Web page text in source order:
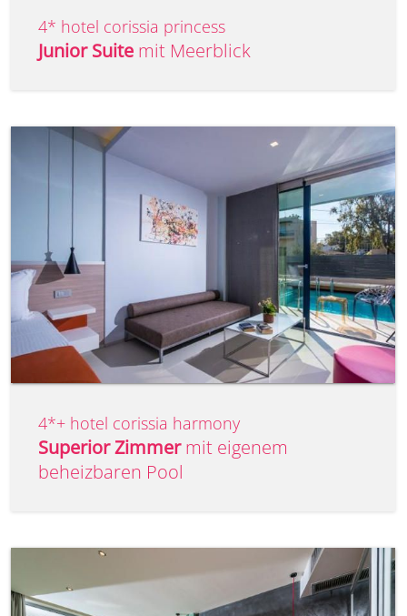
4* hotel corissia princess
Junior Suite mit Meerblick
4*+ hotel corissia harmony
Superior Zimmermit eigenem
beheizbaren Pool